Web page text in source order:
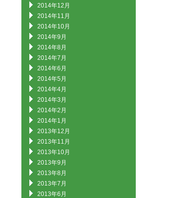
2014年12月
2014年11月
2014年10月
2014年9月
2014年8月
2014年7月
2014年6月
2014年5月
2014年4月
2014年3月
2014年2月
2014年1月
2013年12月
2013年11月
2013年10月
2013年9月
2013年8月
2013年7月
2013年6月